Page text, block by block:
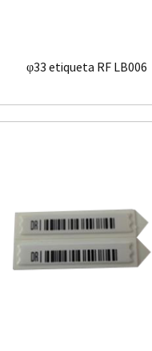
φ33 etiqueta RF LB006